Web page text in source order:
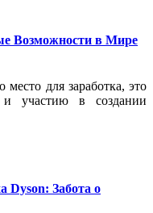
Возможности в Мире
место для заработка, это
и участию в создании
Dyson: Забота о